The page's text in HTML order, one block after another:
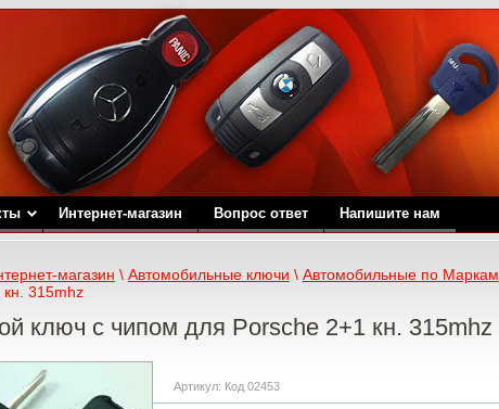
Интернет-магазин Вопрос ответ Напишите нам
магазин \ Автомобильные ключи \ Автомобильные по Маркам
315mhz
ключ с чипом для Porsche 2+1 кн. 315mhz
Артикул: Код 02453